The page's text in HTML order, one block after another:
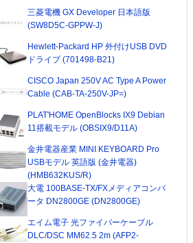
三菱電機 GX Developer 日本語版
(SW8D5C-GPPW-J)
Hewlett-Packard HP 外付けUSB DVD
ドライブ (701498-B21)
CISCO Japan 250V AC Type A Power
Cable (CAB-TA-250V-JP=)
PLAT'HOME OpenBlocks IX9 Debian
11搭載モデル (OBSIX9/D11A)
金井電器産業 MINI KEYBOARD Pro
USBモデル 英語版 (金井電器)
(HMB632KUS/R)
大電 100BASE-TX/FXメディアコンバ
ータ DN2800GE (DN2800GE)
エイム電子 光ファイバーケーブル
DLC/DSC MM62.5 2m (AFP2-